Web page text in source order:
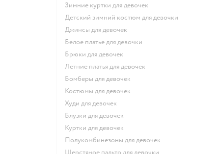
Зимние куртки для девочек
Детский зимний костюм для девочки
Джинсы для девочек
Белое платье для девочки
Брюки для девочек
Летние платья для девочек
Бомберы для девочек
Костюмы для девочек
Худи для девочек
Блузки для девочек
Куртки для девочек
Полукомбинезоны для девочек
Шерстяное пальто для девочки